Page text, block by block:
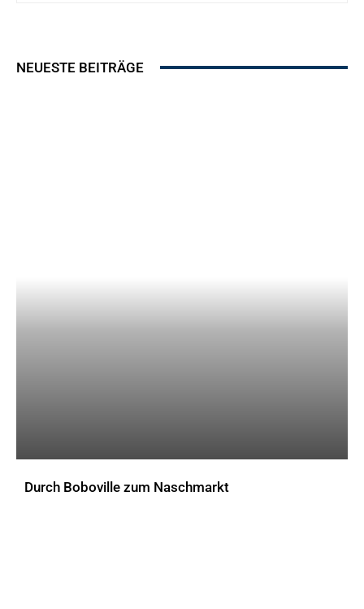
NEUESTE BEITRÄGE
Durch Boboville zum Naschmarkt